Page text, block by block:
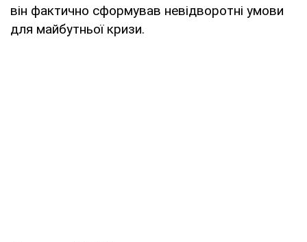
він фактично сформував невідворотні умови
для майбутньої кризи.